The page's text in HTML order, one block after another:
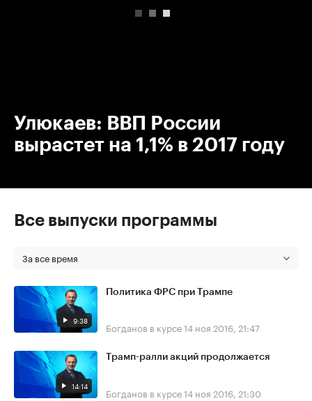
Улюкаев: ВВП России
вырастет на 1,1% в 2017 году
Все выпуски программы
За все время
9:38
Политика ФРС при Трампе
Богданов в курсе14 ноя 2016, 21:47
14:14
Трамп-ралли акций продолжается
Богданов в курсе14 ноя 2016, 21:30